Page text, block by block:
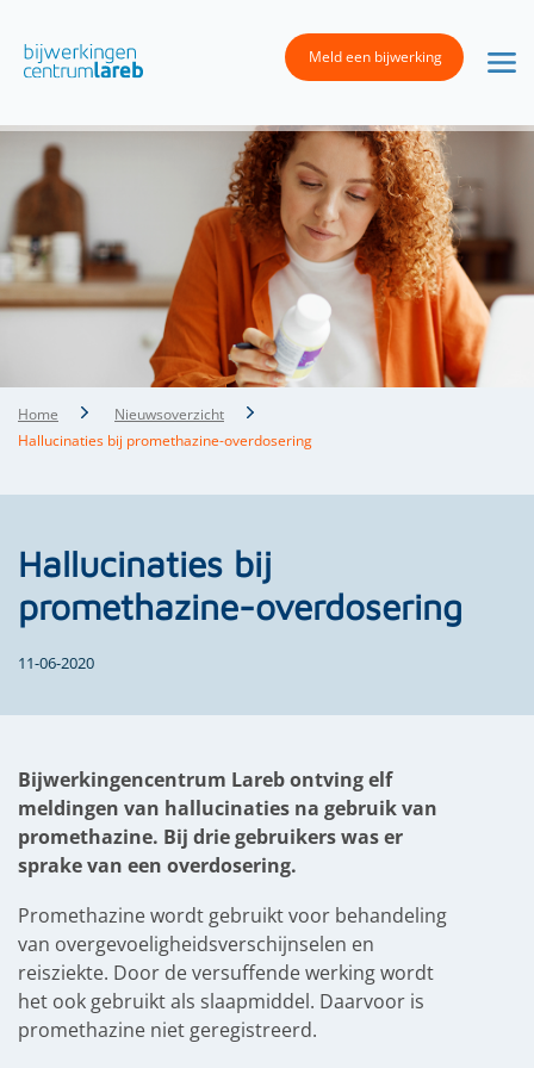
Meld een bijwerking
Home
Nieuwsoverzicht
Hallucinaties bij promethazine-overdosering
Hallucinaties bij
promethazine-overdosering
11-06-2020
Bijwerkingencentrum Lareb ontving elf
meldingen van hallucinaties na gebruik van
promethazine. Bij drie gebruikers was er
sprake van een overdosering.
Promethazine wordt gebruikt voor behandeling
van overgevoeligheidsverschijnselen en
reisziekte. Door de versuffende werking wordt
het ook gebruikt als slaapmiddel. Daarvoor is
promethazine niet geregistreerd.